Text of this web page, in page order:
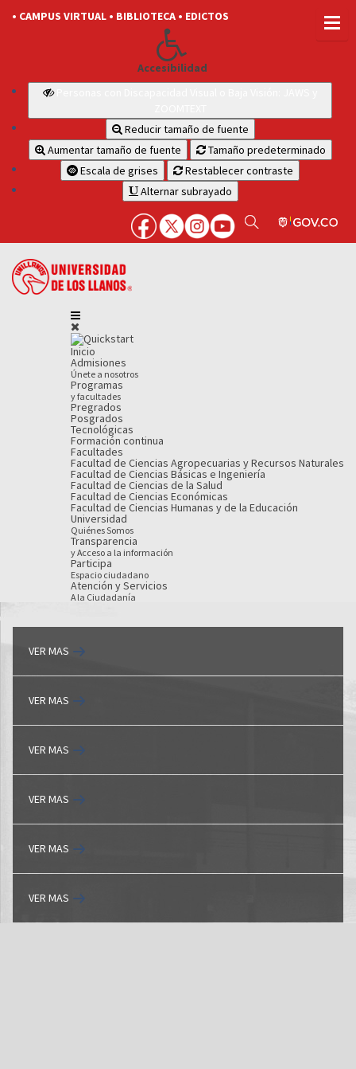
• CAMPUS VIRTUAL • BIBLIOTECA • EDICTOS
Accesibilidad
Reducir tamaño de fuente
Aumentar tamaño de fuente
Tamaño predeterminado
Escala de grises
Restablecer contraste
Alternar subrayado
Inicio
Admisiones
Únete a nosotros
Programas
y facultades
Pregrados
Posgrados
Tecnológicas
Formación continua
Facultades
Facultad de Ciencias Agropecuarias y Recursos Naturales
Facultad de Ciencias Básicas e Ingeniería
Facultad de Ciencias de la Salud
Facultad de Ciencias Económicas
Facultad de Ciencias Humanas y de la Educación
Universidad
Quiénes Somos
Transparencia
y Acceso a la información
Participa
Espacio ciudadano
Atención y Servicios
A la Ciudadanía
VER MAS
VER MAS
VER MAS
VER MAS
VER MAS
VER MAS